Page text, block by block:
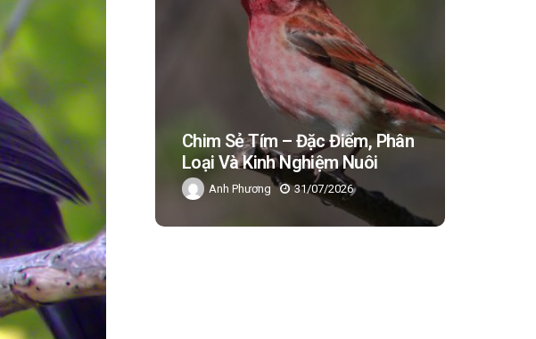
Chim Sẻ Tím – Đặc Điểm, Phân
Loại Và Kinh Nghiệm Nuôi
Anh Phương 31/07/2026
Chào Mào Ăn Dưa Hấu Được
Không? Các Loại Trái Cây
Thích Ăn Nhất?
Thu Nguyễn